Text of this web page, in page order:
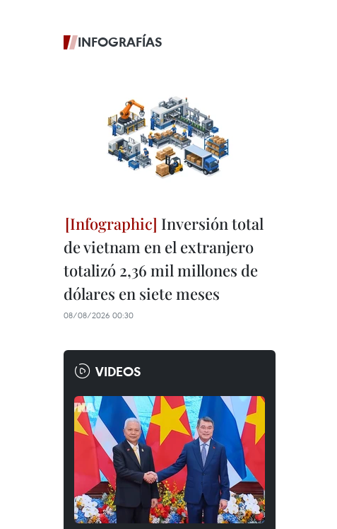
INFOGRAFÍAS
Inversión total
de vietnam en el extranjero
totalizó 2,36 mil millones de
dólares en siete meses
08/08/2026 00:30
VIDEOS